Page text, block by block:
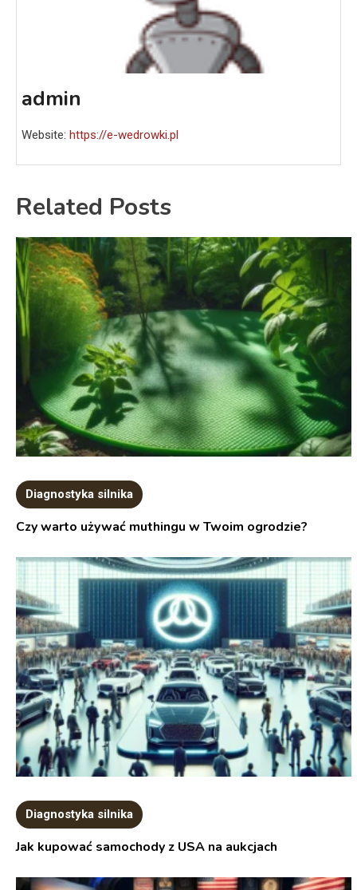
admin
Website: https://e-wedrowki.pl
Related Posts
Diagnostyka silnika
Czy warto używać muthingu w Twoim ogrodzie?
Diagnostyka silnika
Jak kupować samochody z USA na aukcjach